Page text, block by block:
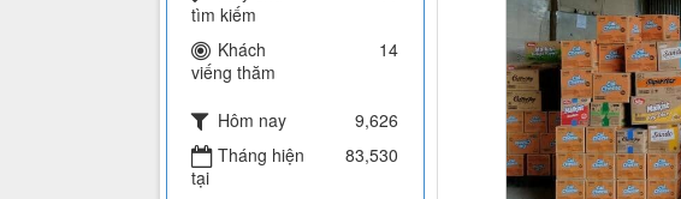
tìm kiếm
Khách
viếng thăm
14
Hôm nay
9,626
Tháng hiện
tại
83,530